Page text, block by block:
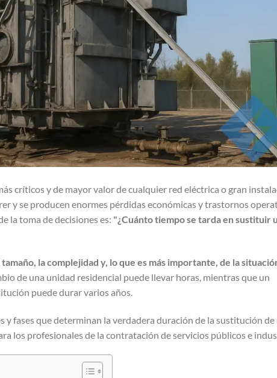
críticos y de mayor valor de cualquier red eléctrica o gran
y se producen enormes pérdidas económicas y trastornos
la toma de decisiones es: "¿Cuánto tiempo se tarda en sustituir
la complejidad y, lo que es más importante, de la
de una unidad residencial puede llevar horas, mientras que un
puede durar varios años.
y fases que determinan la verdadera duración de la sustitución de
los profesionales de la contratación de servicios públicos e